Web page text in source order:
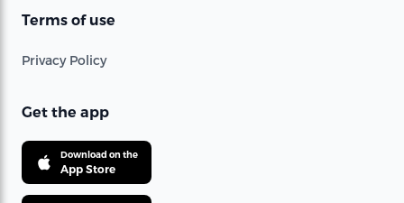
Terms of use
Privacy Policy
Get the app
Download on the
App Store